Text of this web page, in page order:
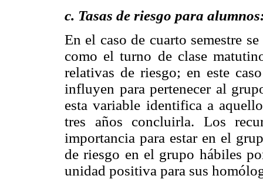
c. Tasas de riesgo para
En el caso de cuarto semestre
como el turno de clase
relativas de riesgo; en este
influyen para pertenecer al
esta variable identifica a
tres años concluirla. Los
importancia para estar en el
de riesgo en el grupo hábiles
unidad positiva para sus